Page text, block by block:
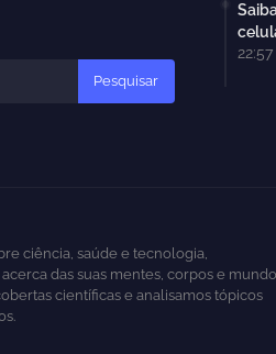
22:57
ciência, saúde e tecnologia,
das suas mentes, corpos e mundo
científicas e analisamos tópicos